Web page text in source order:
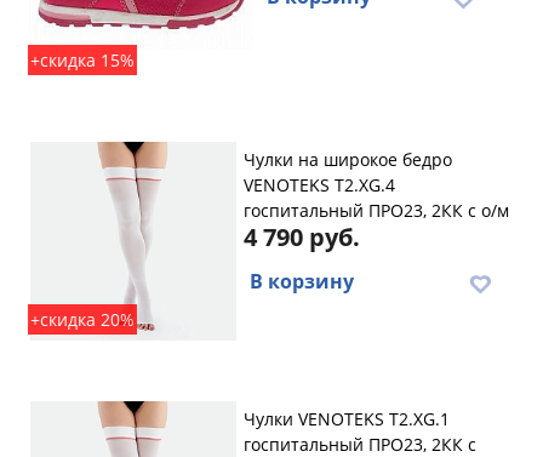
+скидка 15%
+скидка 20%
Чулки на широкое бедро
VENOTEKS T2.XG.4
госпитальный ПРО23, 2КК с о/м
4 790 руб.
В корзину
Чулки VENOTEKS T2.XG.1
госпитальный ПРО23, 2КК с